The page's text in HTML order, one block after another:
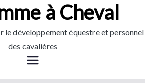
à Cheval
le développement équestre et personnel
des cavalières